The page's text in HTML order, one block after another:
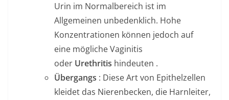
Urin im Normalbereich ist im
Allgemeinen unbedenklich. Hohe
Konzentrationen können jedoch auf
eine mögliche Vaginitis
oder Urethritis hindeuten .
Übergangs : Diese Art von Epithelzellen
kleidet das Nierenbecken, die Harnleiter,